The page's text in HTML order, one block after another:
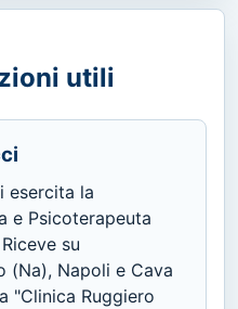
utili
esercita la
e Psicoterapeuta
su
(Na), Napoli e Cava
"Clinica Ruggiero